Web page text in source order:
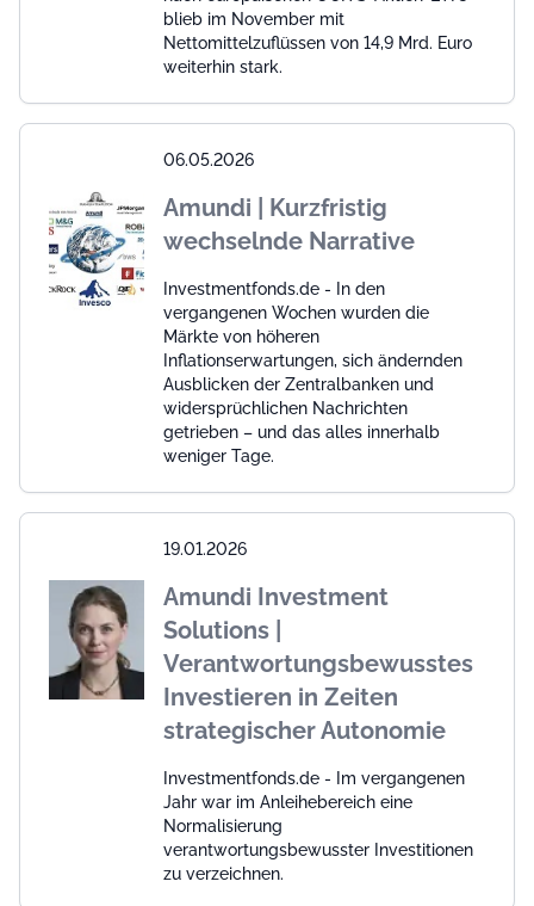
blieb im November mit
Nettomittelzuflüssen von 14,9 Mrd. Euro
weiterhin stark.
06.05.2026
Amundi | Kurzfristig
wechselnde Narrative
Investmentfonds.de - In den
vergangenen Wochen wurden die
Märkte von höheren
Inflationserwartungen, sich ändernden
Ausblicken der Zentralbanken und
widersprüchlichen Nachrichten
getrieben – und das alles innerhalb
weniger Tage.
19.01.2026
Amundi Investment
Solutions |
Verantwortungsbewusstes
Investieren in Zeiten
strategischer Autonomie
Investmentfonds.de - Im vergangenen
Jahr war im Anleihebereich eine
Normalisierung
verantwortungsbewusster Investitionen
zu verzeichnen.